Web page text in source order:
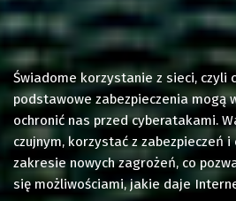
Świadome korzystanie z sieci, czyli
podstawowe zabezpieczenia mogą
ochronić nas przed cyberatakami.
czujnym, korzystać z zabezpieczeń
zakresie nowych zagrożeń, co
się możliwościami, jakie daje